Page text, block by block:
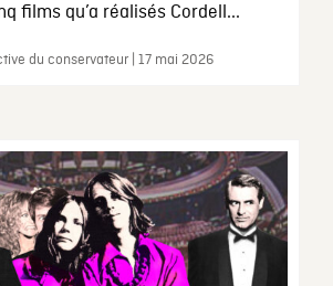
films qu’a réalisés Cordell...
du conservateur | 17 mai 2026